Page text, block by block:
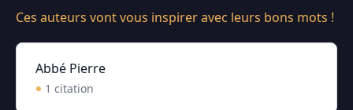
Ces auteurs vont vous inspirer avec leurs bons mots !
Abbé Pierre
1 citation